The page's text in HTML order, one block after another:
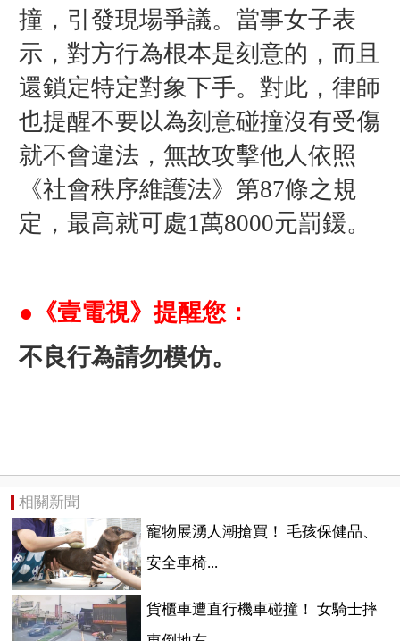
撞，引發現場爭議。當事女子表
示，對方行為根本是刻意的，而且
還鎖定特定對象下手。對此，律師
也提醒不要以為刻意碰撞沒有受傷
就不會違法，無故攻擊他人依照
《社會秩序維護法》第87條之規
定， 最高就可處1萬8000元罰鍰。
●《壹電視》提醒您：
不良行為請勿模仿。
相關新聞
寵物展湧人潮搶買！ 毛孩保健品、
安全車椅...
貨櫃車遭直行機車碰撞！ 女騎士摔